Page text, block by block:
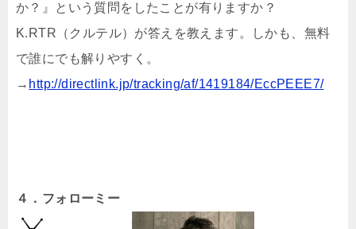
か？』という質問をしたことが有りますか？
K.RTR（クルテル）が答えを教えます。しかも、無料
で誰にでも解りやすく。
→ http://directlink.jp/tracking/af/1419184/EccPEEE7/
４．フォローミー